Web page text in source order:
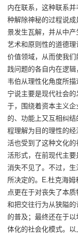
内在联系，这种联系
种解除神秘的过程说
景发生瓦解，并从中
艺术和原则性的道德
价值领域，从而使我
践问题的各自内在逻辑
韦伯从理性化角度所
宁说主要是现代社会
于，围绕着资本主义
的、功能上又互相纠
程理解为目的理性的
活也受到了这种文化
活形式，在前现代主
消失不见了。不过，
所决定的。E.杜克海
点更在于对丧失了本
和把交往行为从狭隘
的普及；最终还在于
体化的社会化模式。